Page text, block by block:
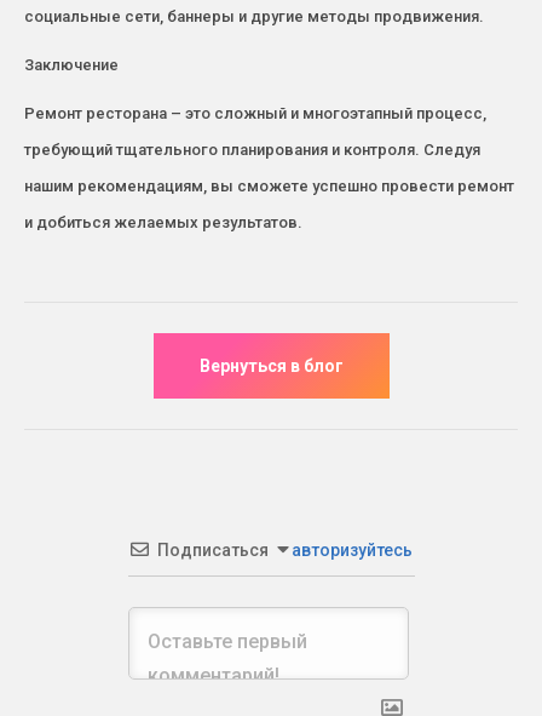
социальные сети, баннеры и другие методы продвижения.
Заключение
Ремонт ресторана – это сложный и многоэтапный процесс,
требующий тщательного планирования и контроля. Следуя
нашим рекомендациям, вы сможете успешно провести ремонт
и добиться желаемых результатов.
Подписаться авторизуйтесь